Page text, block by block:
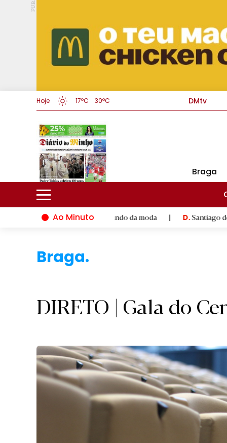
PUB.
Hoje 17ºC 30ºC DMtv
Braga
Ao Minuto
à inovação do mundo da moda | D.Santiago de Compostela
Braga.
DIRETO | Gala do